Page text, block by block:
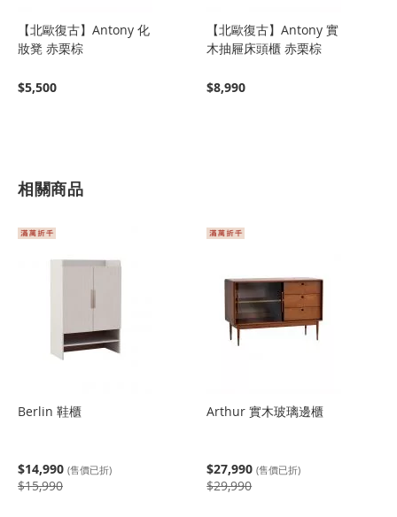
【北歐復古】Antony 化
妝凳 赤栗棕
$5,500
【北歐復古】Antony 實
木抽屜床頭櫃 赤栗棕
$8,990
相關商品
Berlin 鞋櫃
$14,990 (售價已折)
$15,990
Arthur 實木玻璃邊櫃
$27,990 (售價已折)
$29,990